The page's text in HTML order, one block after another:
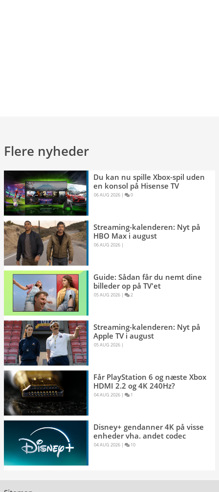
Flere nyheder
Du kan nu spille Xbox-spil uden
en konsol på Hisense TV
06 AUG 2026 | 0
Streaming-kalenderen: Nyt på
HBO Max i august
06 AUG 2026 |
Guide: Sådan får du nemt dine
billeder op på TV'et
05 AUG 2026 | 2
Streaming-kalenderen: Nyt på
Apple TV i august
05 AUG 2026 |
Får PlayStation 6 og næste Xbox
HDMI 2.2 og 4K 240Hz?
04 AUG 2026 | 1
Disney+ gendanner 4K på visse
enheder vha. andet codec
04 AUG 2026 | 10